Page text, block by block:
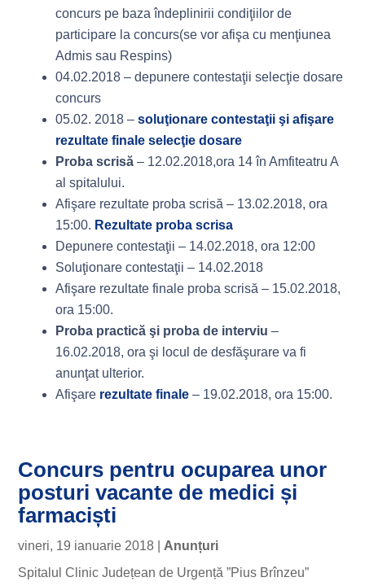
concurs pe baza îndeplinirii condiţiilor de
participare la concurs(se vor afişa cu menţiunea
Admis sau Respins)
04.02.2018 – depunere contestaţii selecţie dosare
concurs
05.02. 2018 –soluţionare contestaţii şi afişare
rezultate finale selecţie dosare
Proba scrisă– 12.02.2018,ora 14 în Amfiteatru A
al spitalului.
Afişare rezultate proba scrisă – 13.02.2018, ora
15:00. Rezultate proba scrisa
Depunere contestaţii – 14.02.2018, ora 12:00
Soluţionare contestaţii – 14.02.2018
Afişare rezultate finale proba scrisă – 15.02.2018,
ora 15:00.
Proba practică şi proba de interviu–
16.02.2018, ora şi locul de desfăşurare va fi
anunţat ulterior.
Afişare rezultate finale – 19.02.2018, ora 15:00.
Concurs pentru ocuparea unor
posturi vacante de medici și
farmaciști
vineri, 19 ianuarie 2018
Anunțuri
Spitalul Clinic Județean de Urgență ”Pius Brînzeu”